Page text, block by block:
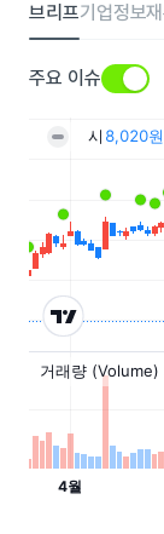
브리프기업정보
주요 이슈